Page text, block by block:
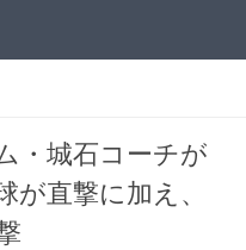
・城石コーチが
が直撃に加え、